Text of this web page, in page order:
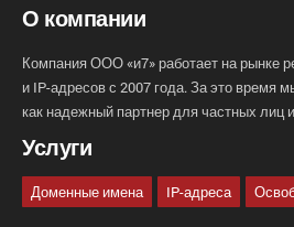
О компании
Компания ООО «и7» работает на рынке
и IP-адресов с 2007 года. За это время
как надежный партнер для частных лиц
Услуги
Доменные имена IP-адреса